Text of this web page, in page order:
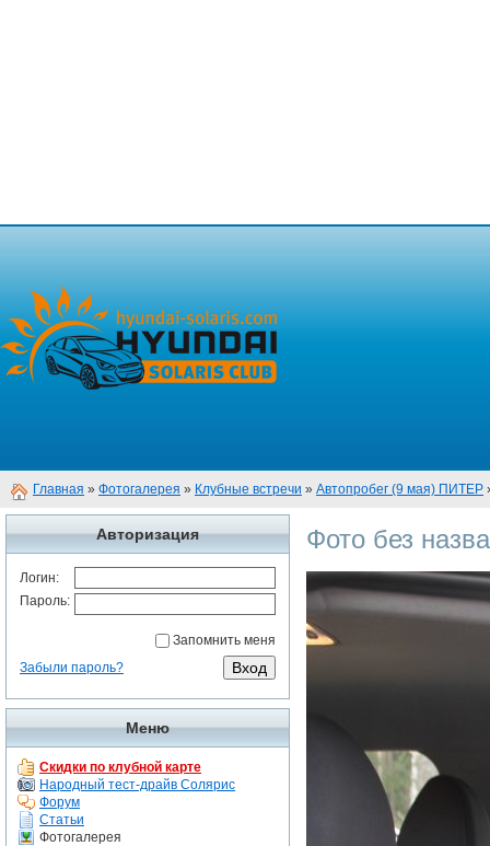
Главная » Фотогалерея » Клубные встречи » Автопробег (9 мая) ПИТЕР
Авторизация
Логин:
Пароль:
Запомнить меня
Забыли пароль?
Меню
Скидки по клубной карте
Народный тест-драйв Солярис
Форум
Статьи
Фотогалерея
Фото без